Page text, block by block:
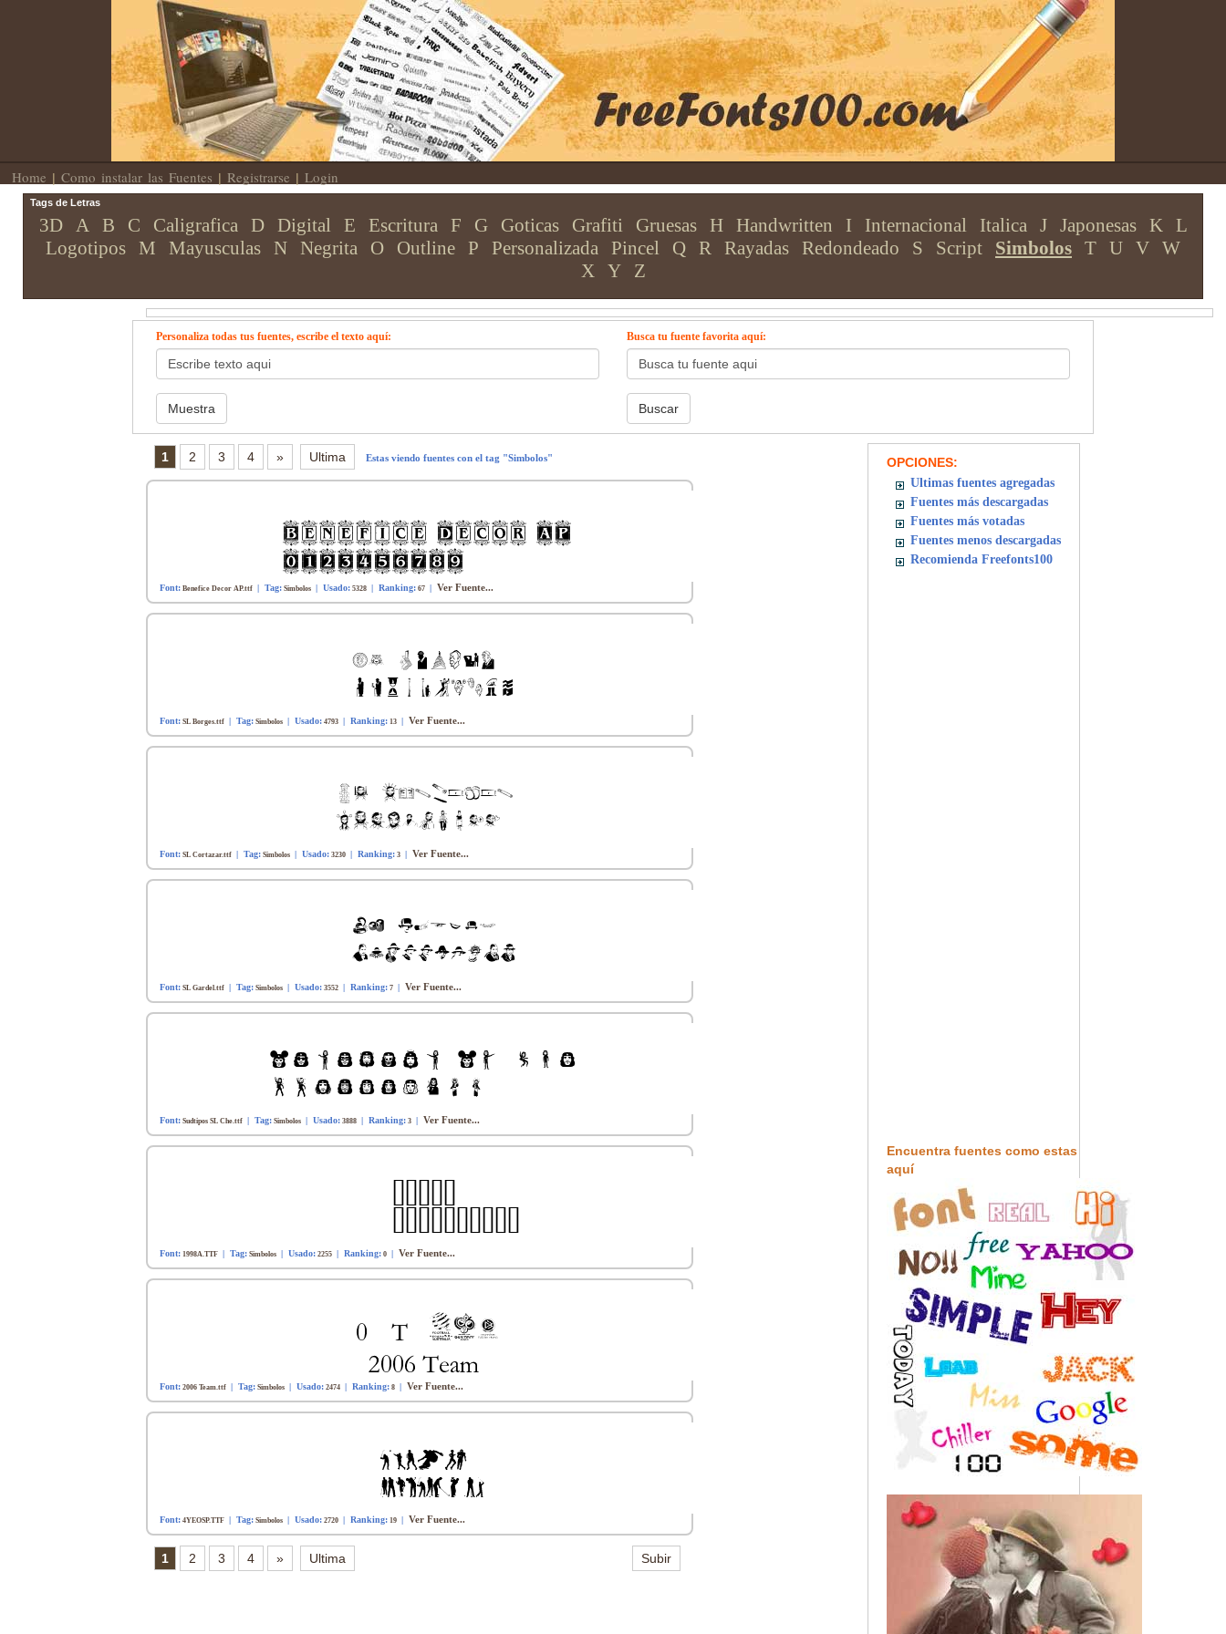
Home | Como instalar las Fuentes | Registrarse | Login
Tags de Letras
3D A B C Caligrafica D Digital E Escritura F G Goticas Grafiti Gruesas H Handwritten I Internacional Italica J Japonesas K
L
Logotipos M Mayusculas N Negrita O Outline P Personalizada Pincel Q R Rayadas Redondeado S Script Simbolos T U V W
X
Y Z
Personaliza todas tus fuentes, escribe el texto aquí: Busca tu fuente favorita aquí:
1 2 3 4 » Ultima Estas viendo fuentes con el tag "Simbolos"
Font: Benefice Decor AP.ttf | Tag: Simbolos | Usado: 5328 | Ranking: 67 | Ver Fuente...
Font: SL Borges.ttf | Tag: Simbolos | Usado: 4793 | Ranking: 13 | Ver Fuente...
Font: SL Cortazar.ttf | Tag: Simbolos | Usado: 3230 | Ranking: 3 | Ver Fuente...
Font: SL Gardel.ttf | Tag: Simbolos | Usado: 3552 | Ranking: 7 | Ver Fuente...
Font: Sudtipos SL Che.ttf | Tag: Simbolos | Usado: 3888 | Ranking: 3 | Ver Fuente...
Font: 1998A.TTF | Tag: Simbolos | Usado: 2255 | Ranking: 0 | Ver Fuente...
Font: 2006 Team.ttf | Tag: Simbolos | Usado: 2474 | Ranking: 8 | Ver Fuente...
Font: 4YEOSP.TTF | Tag: Simbolos | Usado: 2720 | Ranking: 19 | Ver Fuente...
1 2 3 4 » Ultima Subir
OPCIONES:
Ultimas fuentes agregadas
Fuentes más descargadas
Fuentes más votadas
Fuentes menos descargadas
Recomienda Freefonts100
Encuentra fuentes como estas
aquí